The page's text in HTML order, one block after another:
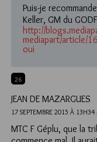
Puis-je
Keller, GM du
http://
mediapart/article/
oui
26
JEAN DE MAZARGUES
17 SEPTEMBRE 2015 À 13H34
MTC F Géplu, que la